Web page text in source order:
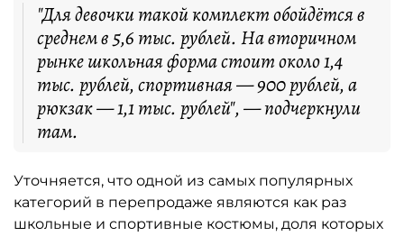
"Для девочки такой комплект обойдётся в
среднем в 5,6 тыс. рублей. На вторичном
рынке школьная форма стоит около 1,4
тыс. рублей, спортивная — 900 рублей, а
рюкзак — 1,1 тыс. рублей", — подчеркнули
там.
Уточняется, что одной из самых популярных
категорий в перепродаже являются как раз
школьные и спортивные костюмы, доля которых